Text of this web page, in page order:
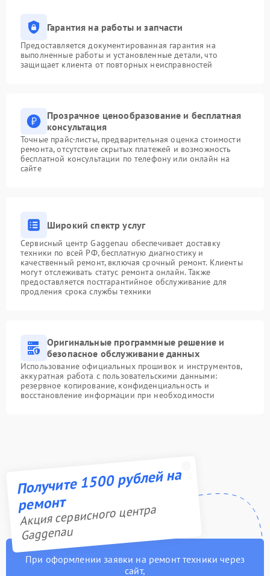
Гарантия на работы и запчасти
Предоставляется документированная гарантия на
выполненные работы и установленные детали, что
защищает клиента от повторных неисправностей
Прозрачное ценообразование и бесплатная
консультация
Точные прайс-листы, предварительная оценка стоимости
ремонта, отсутствие скрытых платежей и возможность
бесплатной консультации по телефону или онлайн на
сайте
Широкий спектр услуг
Сервисный центр Gaggenau обеспечивает доставку
техники по всей РФ, бесплатную диагностику и
качественный ремонт, включая срочный ремонт. Клиенты
могут отслеживать статус ремонта онлайн. Также
предоставляется постгарантийное обслуживание для
продления срока службы техники
Оригинальные программные решение и
безопасное обслуживание данных
Использование официальных прошивок и инструментов,
аккуратная работа с пользовательскими данными:
резервное копирование, конфиденциальность и
восстановление информации при необходимости
Получите 1500 рублей на
ремонт
Акция сервисного центра
Gaggenau
При оформлении заявки на ремонт техники через
сайт,